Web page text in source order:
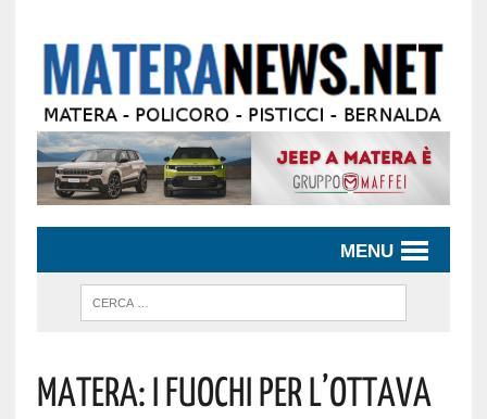
MENU
Matera: I Fuochi Per L’Ottava